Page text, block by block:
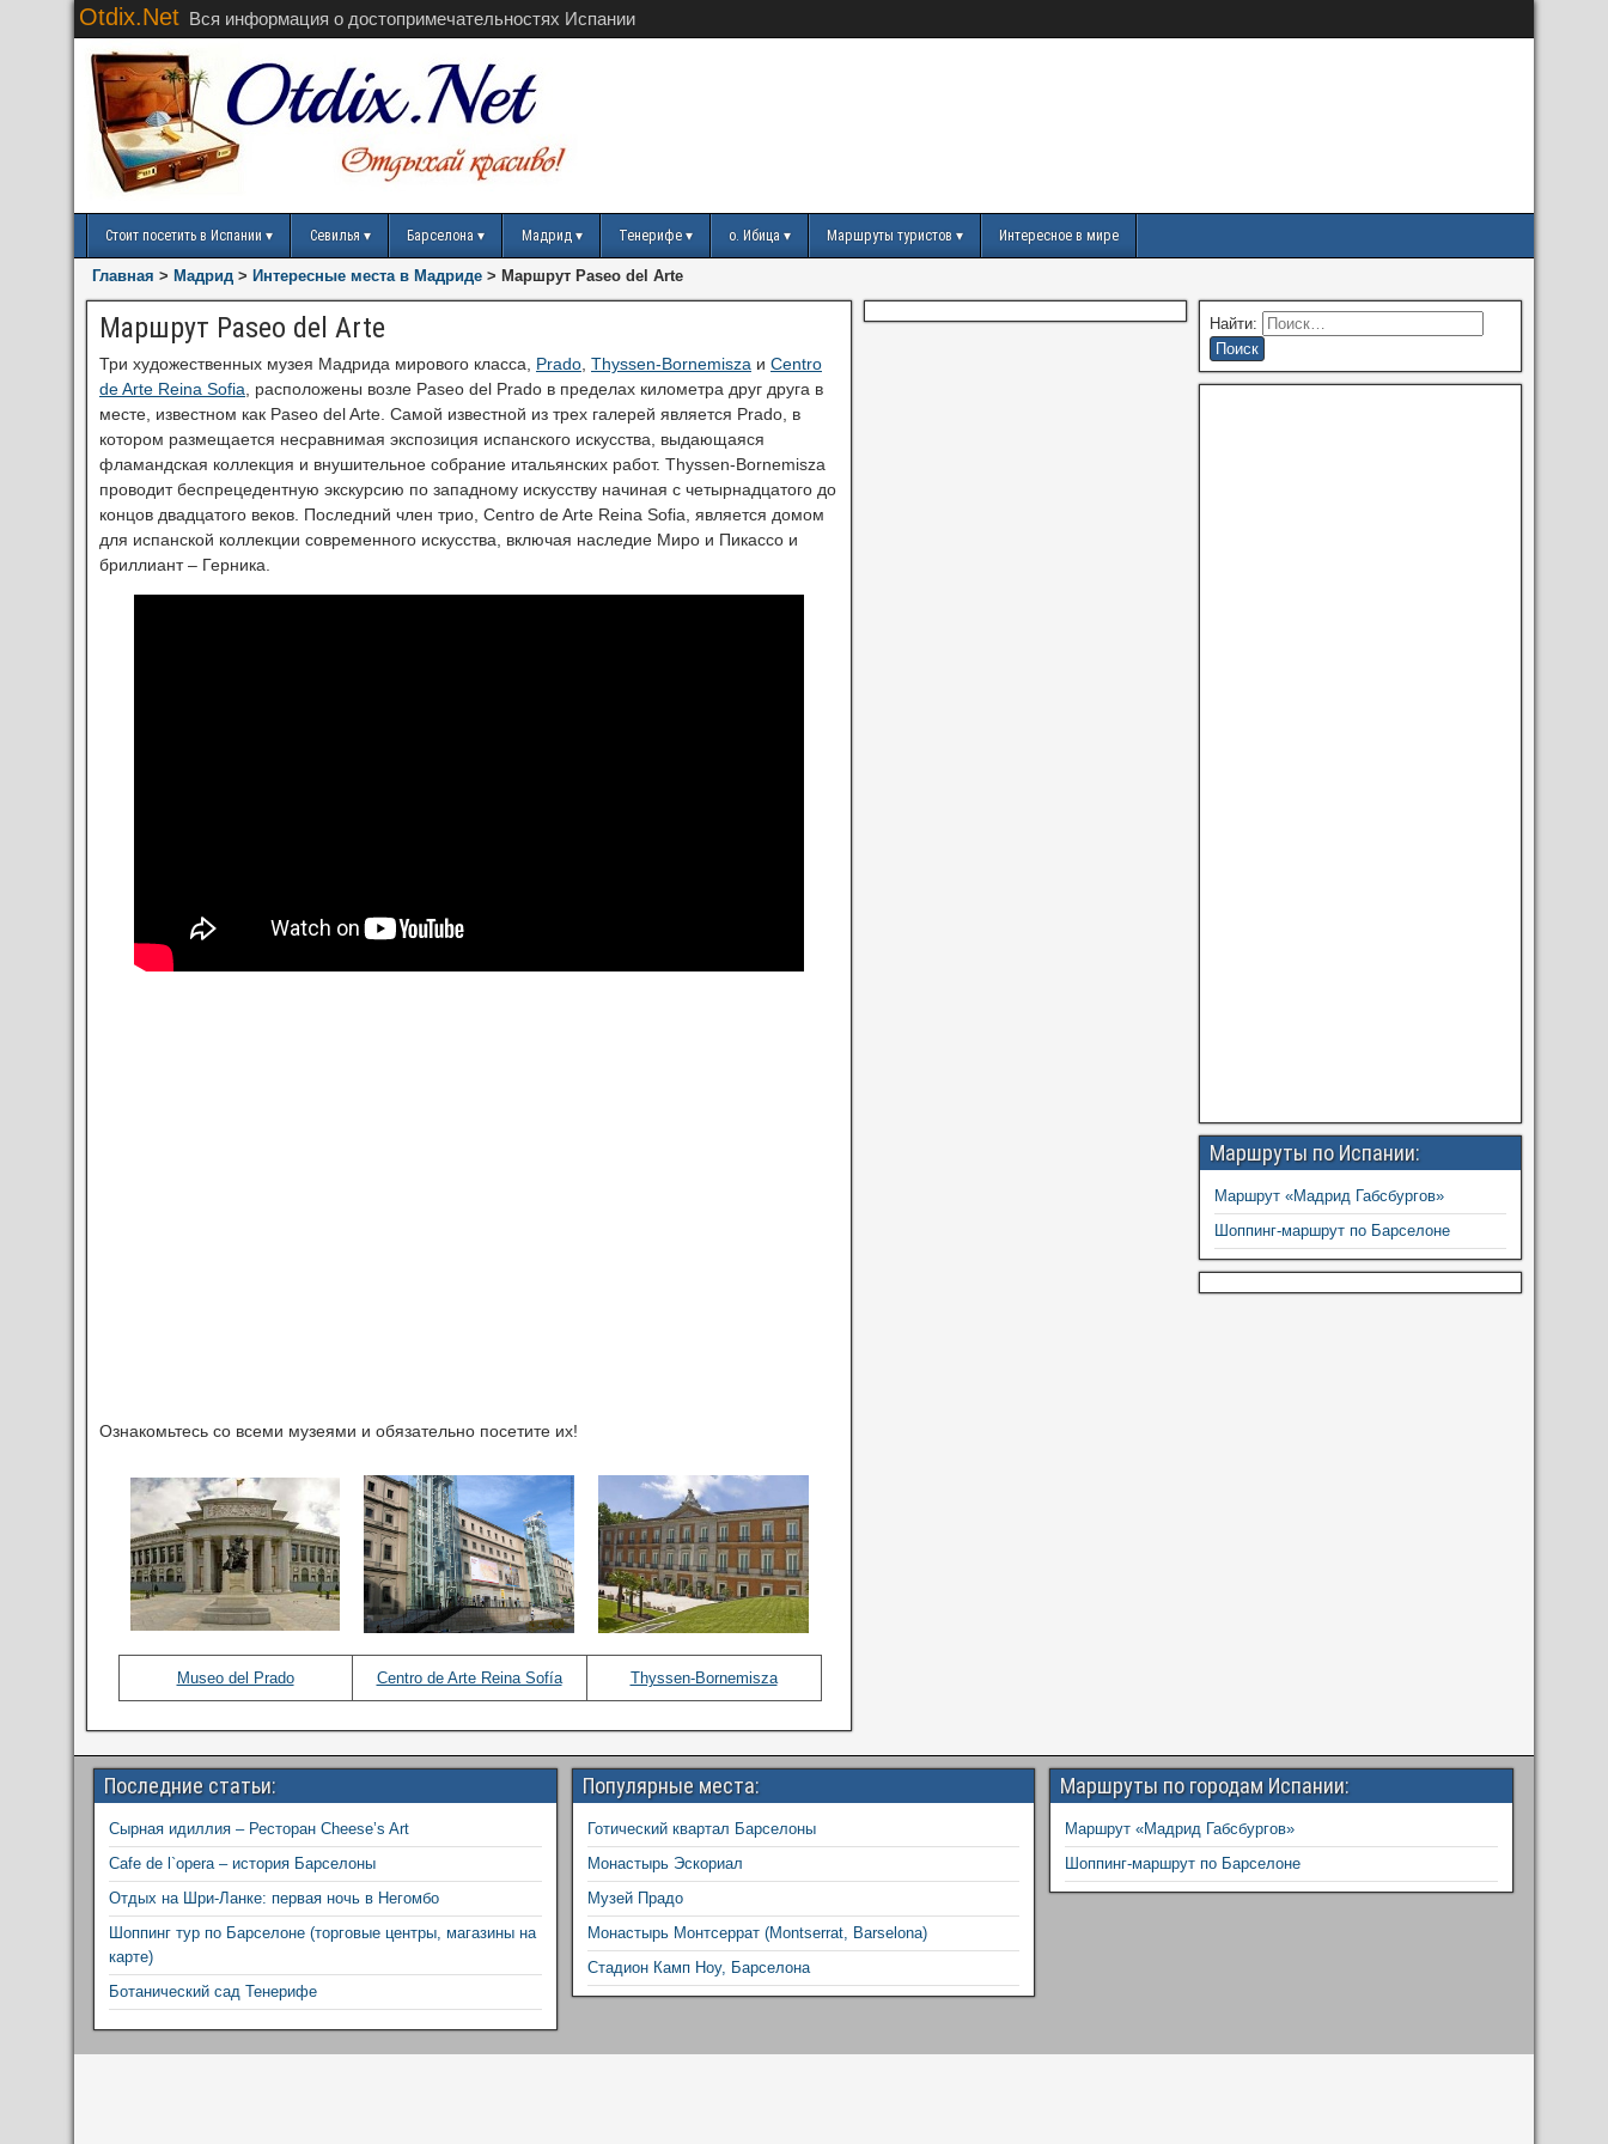
Otdix.Net Вся информация о достопримечательностях Испании
Стоит посетить в Испании Севилья Барселона Мадрид Тенерифе о. Ибица Маршруты туристов Интересное в мире
Главная > Мадрид > Интересные места в Мадриде > Маршрут Paseo del Arte
Маршрут Paseo del Arte
Три художественных музея Мадрида мирового класса, Prado Thyssen-Bornemisza и Centro
de Arte Reina Sofia , расположены возле Paseo del Prado в пределах километра друг друга в
месте, известном как Paseo del Arte. Самой известной из трех галерей является Prado, в
котором размещается несравнимая экспозиция испанского искусства, выдающаяся
фламандская коллекция и внушительное собрание итальянских работ. Thyssen-Bornemisza
проводит беспрецедентную экскурсию по западному искусству начиная с четырнадцатого до
концов двадцатого веков. Последний член трио, Centro de Arte Reina Sofia, является домом
для испанской коллекции современного искусства, включая наследие Миро и Пикассо и
бриллиант – Герника.
Ознакомьтесь со всеми музеями и обязательно посетите их!
Museo del Prado Centro de Arte Reina Sofía Thyssen-Bornemisza
Найти:
Маршруты по Испании:
Маршрут «Мадрид Габсбургов»
Шоппинг-маршрут по Барселоне
Последние статьи:
Сырная идиллия – Ресторан Cheese’s Art
Cafe de l`opera – история Барселоны
Отдых на Шри-Ланке: первая ночь в Негомбо
Шоппинг тур по Барселоне (торговые центры, магазины на
карте)
Ботанический сад Тенерифе
Популярные места:
Готический квартал Барселоны
Монастырь Эскориал
Музей Прадо
Монастырь Монтсеррат (Montserrat, Barselona)
Стадион Камп Ноу, Барселона
Маршруты по городам Испании:
Маршрут «Мадрид Габсбургов»
Шоппинг-маршрут по Барселоне